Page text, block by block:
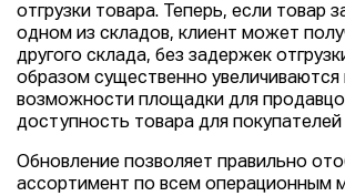
отгрузки товара. Теперь, если товар
одном из складов, клиент может
другого склада, без задержек
образом существенно увеличиваются
возможности площадки для
доступность товара для покупателей
Обновление позволяет правильно
ассортимент по всем операционным